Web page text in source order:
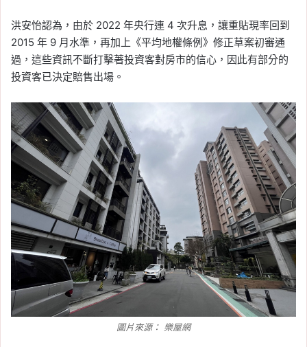
洪安怡認為，由於 2022 年央行連 4 次升息，讓重貼現率回到
2015 年 9 月水準，再加上《平均地權條例》修正草案初審通
過，這些資訊不斷打擊著投資客對房市的信心，因此有部分的
投資客已決定賠售出場。
圖片來源： 樂屋網